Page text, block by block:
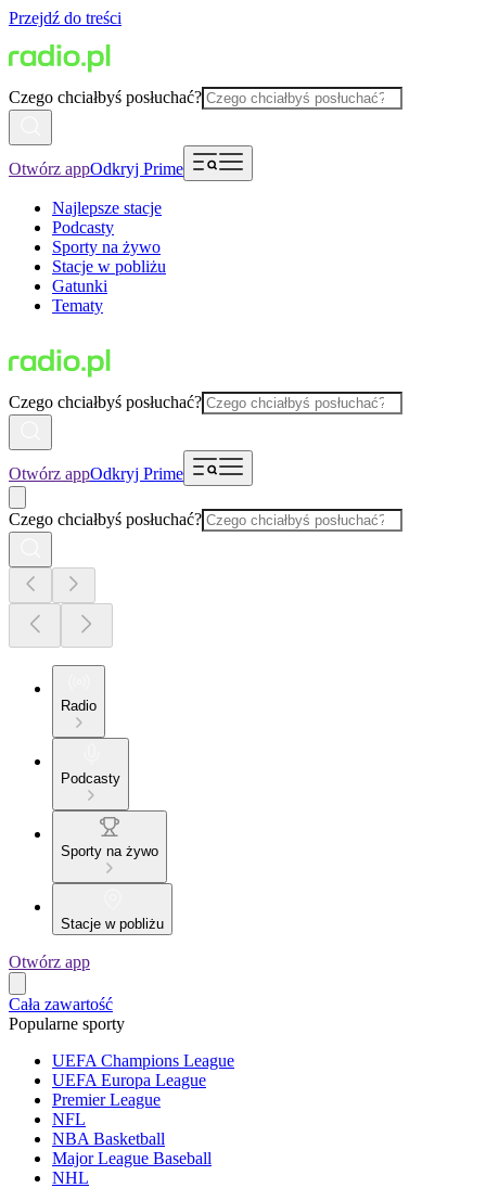
Przejdź do treści
Czego chciałbyś posłuchać?
Otwórz appOdkryj Prime
Najlepsze stacje
Podcasty
Sporty na żywo
Stacje w pobliżu
Gatunki
Tematy
Czego chciałbyś posłuchać?
Otwórz appOdkryj Prime
Czego chciałbyś posłuchać?
Radio
Podcasty
Sporty na żywo
Stacje w pobliżu
Otwórz app
Cała zawartość
Popularne sporty
UEFA Champions League
UEFA Europa League
Premier League
NFL
NBA Basketball
Major League Baseball
NHL